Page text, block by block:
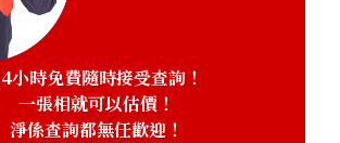
小時免費隨時接受查詢！
一張相就可以估價！
淨係查詢都無任歡迎！